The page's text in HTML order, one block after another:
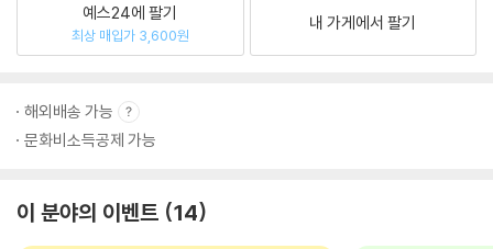
예스24에 팔기
최상 매입가 3,600원
내 가게에서 팔기
해외배송 가능
문화비소득공제 가능
이 분야의 이벤트 14